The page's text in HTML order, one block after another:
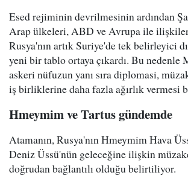
Esed rejiminin devrilmesinin ardından
Arap ülkeleri, ABD ve Avrupa ile
Rusya'nın artık Suriye'de tek belirleyici
yeni bir tablo ortaya çıkardı. Bu nedenle
askeri nüfuzun yanı sıra diplomasi,
iş birliklerine daha fazla ağırlık vermesi
Hmeymim ve Tartus gündemde
Atamanın, Rusya'nın Hmeymim Hava
Deniz Üssü'nün geleceğine ilişkin
doğrudan bağlantılı olduğu belirtiliyor.